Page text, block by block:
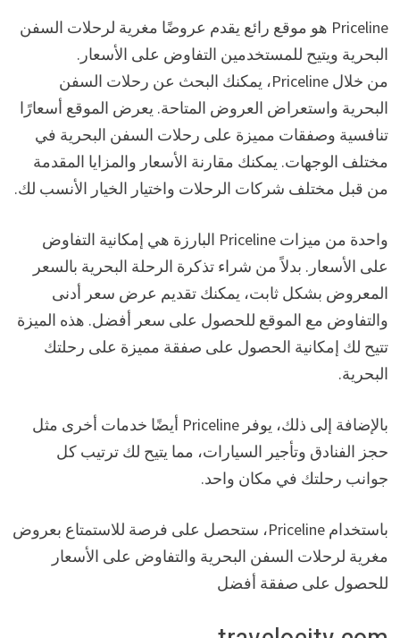
Priceline هو موقع رائع يقدم عروضًا مغرية لرحلات السفن
البحرية ويتيح للمستخدمين التفاوض على الأسعار.
من خلال Priceline، يمكنك البحث عن رحلات السفن
البحرية واستعراض العروض المتاحة. يعرض الموقع أسعارًا
تنافسية وصفقات مميزة على رحلات السفن البحرية في
مختلف الوجهات. يمكنك مقارنة الأسعار والمزايا المقدمة
من قبل مختلف شركات الرحلات واختيار الخيار الأنسب لك.
واحدة من ميزات Priceline البارزة هي إمكانية التفاوض
على الأسعار. بدلاً من شراء تذكرة الرحلة البحرية بالسعر
المعروض بشكل ثابت، يمكنك تقديم عرض سعر أدنى
والتفاوض مع الموقع للحصول على سعر أفضل. هذه الميزة
تتيح لك إمكانية الحصول على صفقة مميزة على رحلتك
البحرية.
بالإضافة إلى ذلك، يوفر Priceline أيضًا خدمات أخرى مثل
حجز الفنادق وتأجير السيارات، مما يتيح لك ترتيب كل
جوانب رحلتك في مكان واحد.
باستخدام Priceline، ستحصل على فرصة للاستمتاع بعروض
مغرية لرحلات السفن البحرية والتفاوض على الأسعار
للحصول على صفقة أفضل